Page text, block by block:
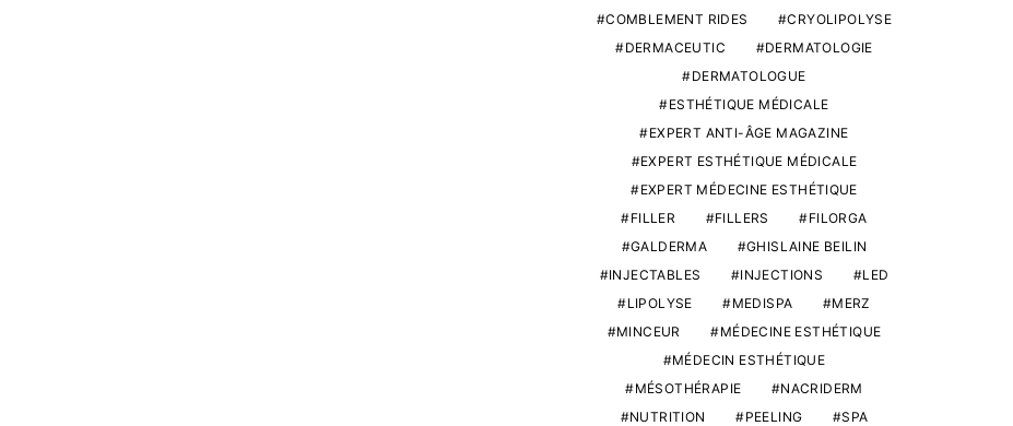
COMBLEMENT RIDES
CRYOLIPOLYSE
DERMACEUTIC
DERMATOLOGIE
DERMATOLOGUE
ESTHÉTIQUE MÉDICALE
EXPERT ANTI-ÂGE MAGAZINE
EXPERT ESTHÉTIQUE MÉDICALE
EXPERT MÉDECINE ESTHÉTIQUE
FILLER
FILLERS
FILORGA
GALDERMA
GHISLAINE BEILIN
INJECTABLES
INJECTIONS
LED
LIPOLYSE
MEDISPA
MERZ
MINCEUR
MÉDECINE ESTHÉTIQUE
MÉDECIN ESTHÉTIQUE
MÉSOTHÉRAPIE
NACRIDERM
NUTRITION
PEELING
SPA